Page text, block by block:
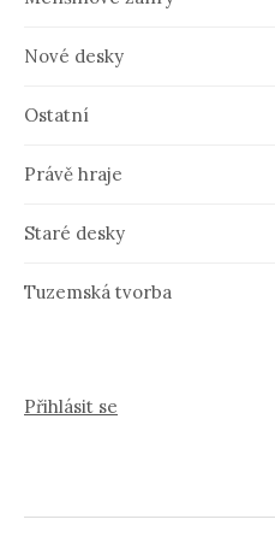
Nové desky
Ostatní
Právě hraje
Staré desky
Tuzemská tvorba
Přihlásit se